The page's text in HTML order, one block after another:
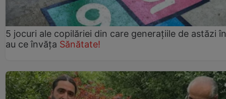
5 jocuri ale copilăriei din care generațiile de astăzi
au ce învăța Sănătate!